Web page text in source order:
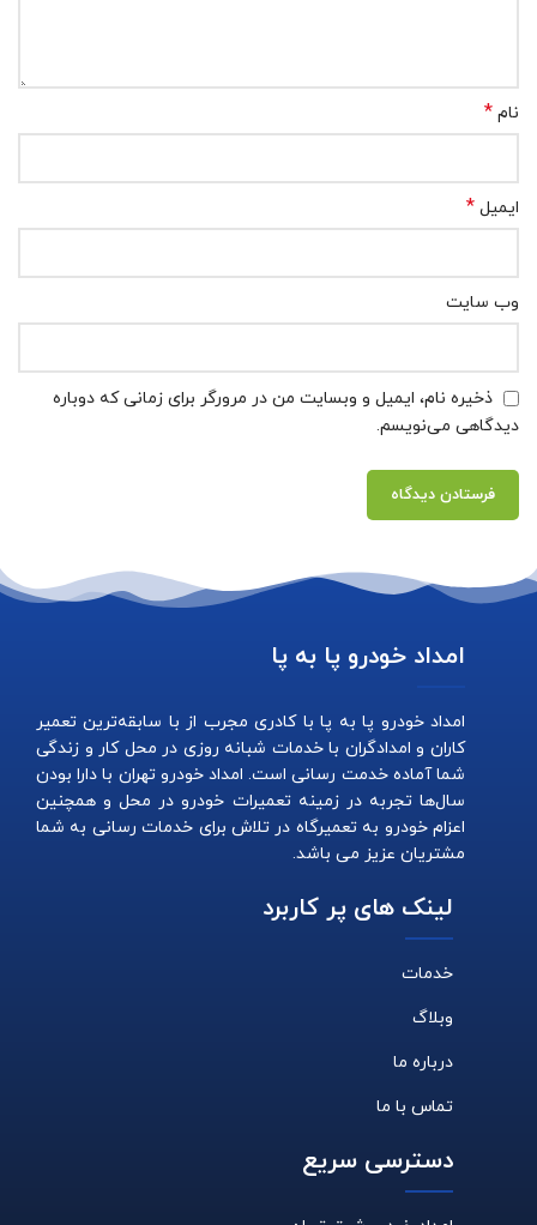
نام *
ایمیل *
وب‌ سایت
ذخیره نام، ایمیل و وبسایت من در مرورگر برای زمانی که دوباره
دیدگاهی می‌نویسم.
امداد خودرو پا به پا
امداد خودرو پا به پا با کادری مجرب از با سابقه‌ترین تعمیر
کاران و امدادگران با خدمات شبانه روزی در محل کار و زندگی
شما آماده خدمت رسانی است. امداد خودرو تهران با دارا بودن
سال‌ها تجربه در زمینه تعمیرات خودرو در محل و همچنین
اعزام خودرو به تعمیرگاه در تلاش برای خدمات رسانی به شما
مشتریان عزیز می باشد.
لینک های پر کاربرد
خدمات
وبلاگ
درباره ما
تماس با ما
دسترسی سریع